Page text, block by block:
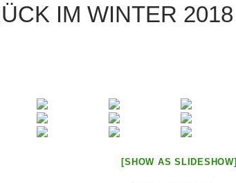
IM WINTER 2018
[SHOW AS SLIDESHOW]